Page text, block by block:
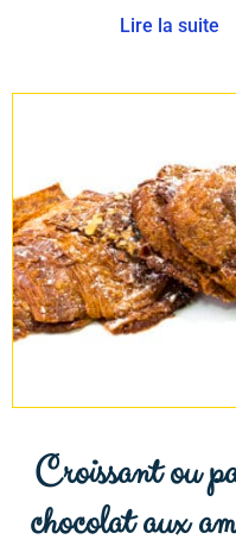
Lire la suite
Croissant ou
chocolat aux